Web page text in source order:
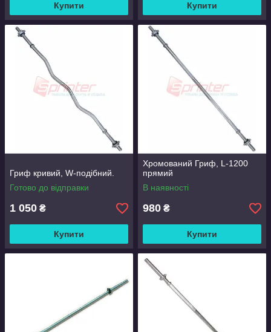
Купити Купити
Гриф кривий, W-подібний.
Готово до відправки
1 050 ₴
Купити
Хромований Гриф, L-1200
прямий
В наявності
980 ₴
Купити